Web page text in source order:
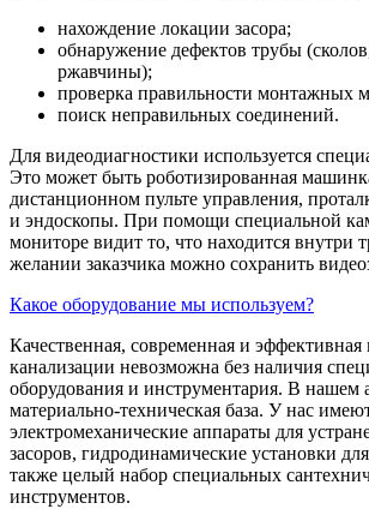
нахождение локации засора;
обнаружение дефектов трубы
ржавчины);
проверка правильности монтажных
поиск неправильных соединений.
Для видеодиагностики используется
Это может быть роботизированная
дистанционном пульте управления,
и эндоскопы. При помощи специальной
мониторе видит то, что находится внутри
желании заказчика можно сохранить
Какое оборудование мы используем?
Качественная, современная и эффективная
канализации невозможна без наличия
оборудования и инструментария. В нашем
материально-техническая база. У нас
электромеханические аппараты для
засоров, гидродинамические установки
также целый набор специальных
инструментов.